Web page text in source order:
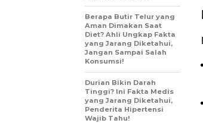
Berapa Butir Telur yang
Aman Dimakan Saat
Diet? Ahli Ungkap Fakta
yang Jarang Diketahui,
Jangan Sampai Salah
Konsumsi!
Durian Bikin Darah
Tinggi? Ini Fakta Medis
yang Jarang Diketahui,
Penderita Hipertensi
Wajib Tahu!